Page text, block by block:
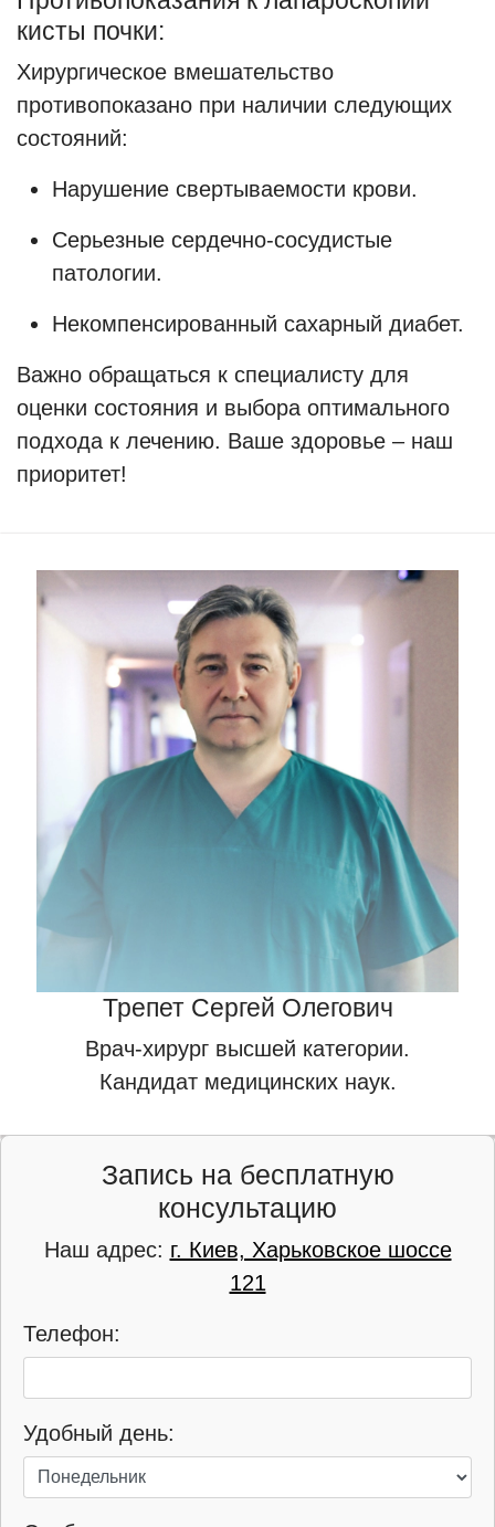
кисты почки:
Хирургическое вмешательство
противопоказано при наличии следующих
состояний:
Нарушение свертываемости крови.
Серьезные сердечно-сосудистые
патологии.
Некомпенсированный сахарный диабет.
Важно обращаться к специалисту для
оценки состояния и выбора оптимального
подхода к лечению. Ваше здоровье – наш
приоритет!
Трепет Сергей Олегович
Врач-хирург высшей категории.
Кандидат медицинских наук.
Запись на бесплатную
консультацию
Наш адрес: г. Киев, Харьковское шоссе
121
Телефон:
Удобный день: